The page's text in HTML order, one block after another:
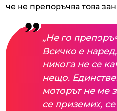
че не препоръчва това
„Не го
Всичко е
никога не се
нещо.
моторът не ме
се приземих,